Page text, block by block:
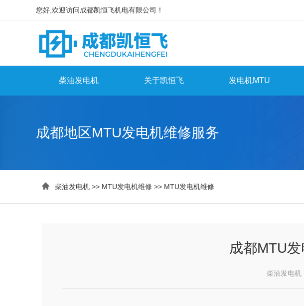
您好,欢迎访问成都凯恒飞机电有限公司！
柴油发电机 关于凯恒飞 发电机MTU
成都地区MTU发电机维修服务
 柴油发电机 >> MTU发电机维修 >> MTU发电机维修
成都MTU
柴油发电